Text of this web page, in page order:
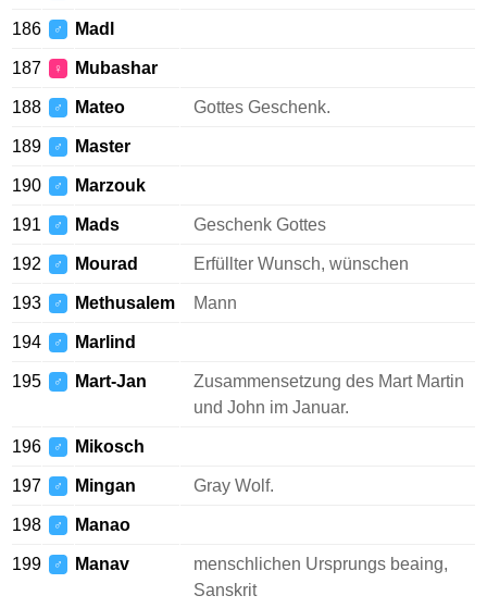
186 ♂ Madl
187 ♀ Mubashar
188 ♂ Mateo Gottes Geschenk.
189 ♂ Master
190 ♂ Marzouk
191 ♂ Mads Geschenk Gottes
192 ♂ Mourad Erfüllter Wunsch, wünschen
193 ♂ Methusalem Mann
194 ♂ Marlind
195 ♂ Mart-Jan
Zusammensetzung des Mart Martin
und John im Januar.
196 ♂ Mikosch
197 ♂ Mingan Gray Wolf.
198 ♂ Manao
199 ♂ Manav
menschlichen Ursprungs beaing,
Sanskrit